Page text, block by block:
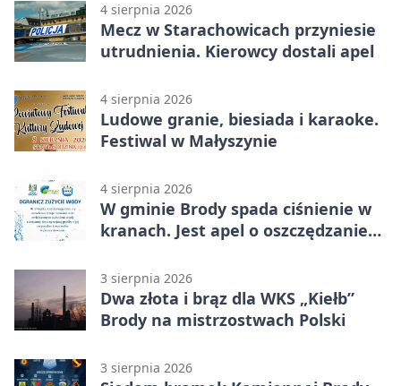
4 sierpnia 2026
Mecz w Starachowicach przyniesie
utrudnienia. Kierowcy dostali apel
4 sierpnia 2026
Ludowe granie, biesiada i karaoke.
Festiwal w Małyszynie
4 sierpnia 2026
W gminie Brody spada ciśnienie w
kranach. Jest apel o oszczędzanie
3 sierpnia 2026
Dwa złota i brąz dla WKS „Kiełb”
Brody na mistrzostwach Polski
3 sierpnia 2026